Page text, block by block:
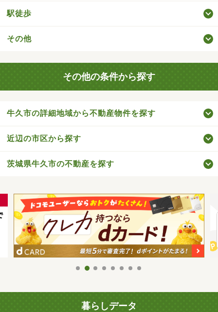
駅徒歩
その他
その他の条件から探す
牛久市の詳細地域から不動産物件を探す
近辺の市区から探す
茨城県牛久市の不動産を探す
暮らしデータ